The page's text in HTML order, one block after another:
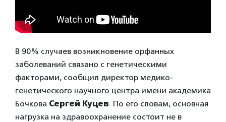
В 90% случаев возникновение орфанных
заболеваний связано с генетическими
факторами, сообщил директор медико-
генетического научного центра имени академика
Бочкова Сергей Куцев. По его словам, основная
нагрузка на здравоохранение состоит не в